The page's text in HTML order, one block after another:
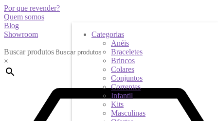
Por que revender?
Quem somos
Blog
Showroom
Buscar produtos
×
Categorias
Anéis
Braceletes
Brincos
Colares
Conjuntos
Correntes
Infantil
Kits
Masculinas